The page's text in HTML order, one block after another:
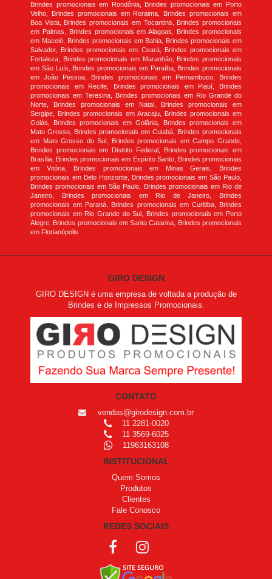
Brindes promocionais em Rondônia, Brindes promocionais em Porto
Velho, Brindes promocionais em Roraima, Brindes promocionais em
Boa Vista, Brindes promocionais em Tocantins, Brindes promocionais
em Palmas, Brindes promocionais em Alagoas, Brindes promocionais
em Maceió, Brindes promocionais em Bahia, Brindes promocionais em
Salvador, Brindes promocionais em Ceará, Brindes promocionais em
Fortaleza, Brindes promocionais em Maranhão, Brindes promocionais
em São Luís, Brindes promocionais em Paraíba, Brindes promocionais
em João Pessoa, Brindes promocionais em Pernambuco, Brindes
promocionais em Recife, Brindes promocionais em Piauí, Brindes
promocionais em Teresina, Brindes promocionais em Rio Grande do
Norte, Brindes promocionais em Natal, Brindes promocionais em
Sergipe, Brindes promocionais em Aracaju, Brindes promocionais em
Goiás, Brindes promocionais em Goiânia, Brindes promocionais em
Mato Grosso, Brindes promocionais em Cuiabá, Brindes promocionais
em Mato Grosso do Sul, Brindes promocionais em Campo Grande,
Brindes promocionais em Distrito Federal, Brindes promocionais em
Brasília, Brindes promocionais em Espírito Santo, Brindes promocionais
em Vitória, Brindes promocionais em Minas Gerais, Brindes
promocionais em Belo Horizonte, Brindes promocionais em São Paulo,
Brindes promocionais em São Paulo, Brindes promocionais em Rio de
Janeiro, Brindes promocionais em Rio de Janeiro, Brindes
promocionais em Paraná, Brindes promocionais em Curitiba, Brindes
promocionais em Rio Grande do Sul, Brindes promocionais em Porto
Alegre, Brindes promocionais em Santa Catarina, Brindes promocionais
em Florianópolis
GIRO DESIGN
GIRO DESIGN é uma empresa de voltada a produção de
Brindes e de Impressos Promocionais.
CONTATO
vendas@girodesign.com.br
11 2281-0020
11 3569-6025
11963163108
INSTITUCIONAL
Quem Somos
Produtos
Clientes
Fale Conosco
REDES SOCIAIS